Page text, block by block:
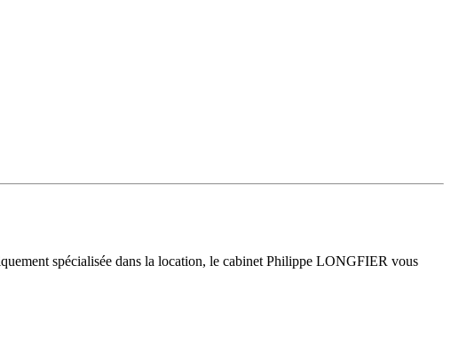
spécialisée dans la location, le cabinet Philippe LONGFIER vous